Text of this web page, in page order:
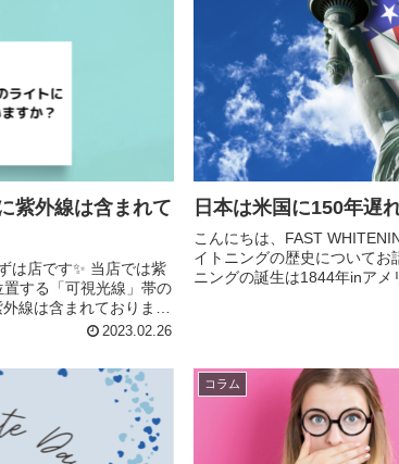
紫外線は含まれて
✨ 当店では紫
する「可視光線」帯の
線は含まれておりませ
2023.02.26
日本は米国に150年遅
こんにちは、FAST WHITENINGく
イトニングの歴史についてお話します！ な
ニングの誕生は1844年inアメリカです。
コラム